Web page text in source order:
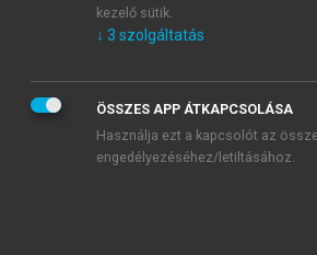
KIPRÓBÁLOM
kezelő sütik.
↓ 3 szolgáltatás
ÖSSZES APP ÁTKAPCSOLÁSA
Használja ezt a kapcsolót az
engedélyezéséhez/letiltásához.